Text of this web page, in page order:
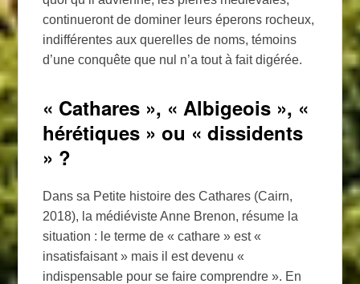
continueront de dominer leurs éperons rocheux,
indifférentes aux querelles de noms, témoins
d’une conquête que nul n’a tout à fait digérée.
« Cathares », « Albigeois », «
hérétiques » ou « dissidents
» ?
Dans sa Petite histoire des Cathares (Cairn,
2018), la médiéviste Anne Brenon, résume la
situation : le terme de « cathare » est «
insatisfaisant » mais il est devenu «
indispensable pour se faire comprendre ». En